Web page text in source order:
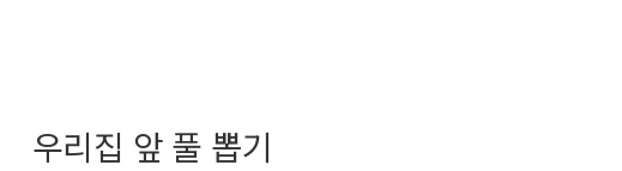
우리집 앞 풀 뽑기